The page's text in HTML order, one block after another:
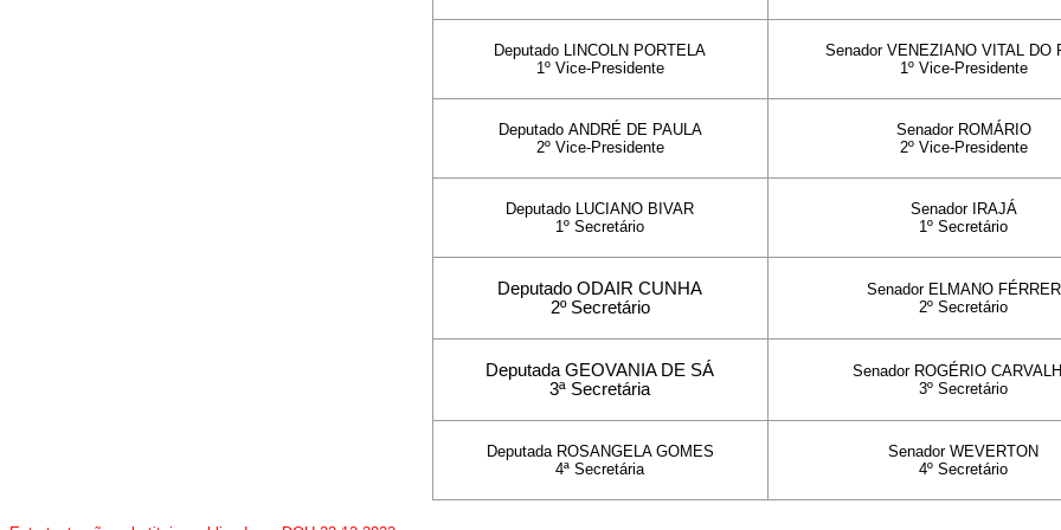
Deputado LINCOLN PORTELA
1º Vice-Presidente
Senador VENEZIANO VITAL DO
1º Vice-Presidente
Deputado ANDRÉ DE PAULA
2º Vice-Presidente
Senador ROMÁRIO
2º Vice-Presidente
Deputado LUCIANO BIVAR
1º Secretário
Senador IRAJÁ
1º Secretário
Deputado ODAIR CUNHA
2º Secretário
Senador ELMANO FÉRRER
2º Secretário
Deputada GEOVANIA DE SÁ
3ª Secretária
Senador ROGÉRIO
3º Secretário
Deputada ROSANGELA GOMES
4ª Secretária
Senador WEVERTON
4º Secretário